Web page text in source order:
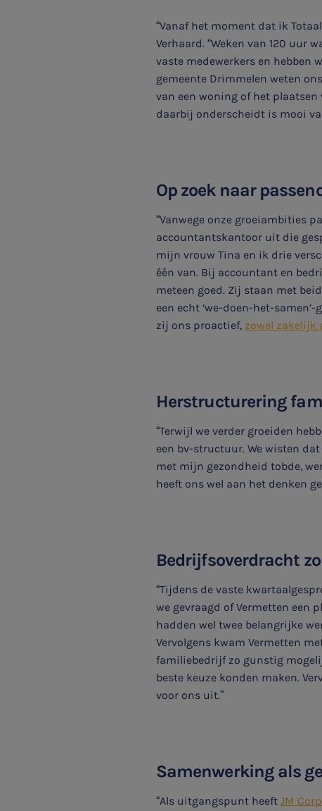
SNEL UW ANTWOORD VINDEN
Meest gezochte onderwerpen
Jaarrekening controle
“Vanaf het moment dat ik
Verhaard. “Weken van 120
vaste medewerkers en hebben
gemeente Drimmelen weten
van een woning of het plaatsen
daarbij onderscheidt is mooi
Op zoek naar
“Vanwege onze groeiambities
accountantskantoor uit die
mijn vrouw Tina en ik drie
één van. Bij accountant en
meteen goed. Zij staan met
een echt ‘we-doen-het-
zij ons proactief, zowel zakelijk
Herstructurering
“Terwijl we verder groeiden
een bv-structuur. We wisten
met mijn gezondheid tobde,
heeft ons wel aan het denken
Bedrijfsoverdracht
“Tijdens de vaste
we gevraagd of Vermetten een
hadden wel twee belangrijke
Vervolgens kwam Vermetten
familiebedrijf zo gunstig
beste keuze konden maken.
voor ons uit.”
Samenwerking als
“Als uitgangspunt heeft JM